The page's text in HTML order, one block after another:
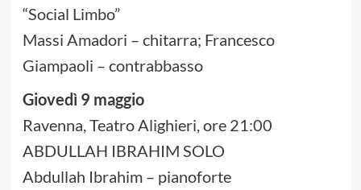
“Social Limbo”
Massi Amadori – chitarra; Francesco
Giampaoli – contrabbasso
Giovedì 9 maggio
Ravenna, Teatro Alighieri, ore 21:00
ABDULLAH IBRAHIM SOLO
Abdullah Ibrahim – pianoforte